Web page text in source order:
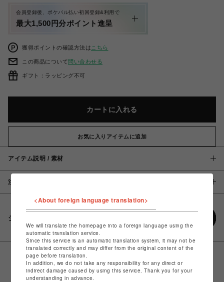
会員登録後、ポケパル払い初回登録&利用で
最大1,500円分ポイント進呈
獲得ポイントの確認方法は こちら
この商品について問い合わせる
ギフト：ラッピング不可
カートに入れる
お気に入りアイテムに追加
アイテム説明 / 素材
注意事項
シェアする
<About foreign language translation>
We will translate the homepage into a foreign language using the
automatic translation service.
Since this service is an automatic translation system, it may not be
translated correctly and may differ from the original content of the
page before translation.
In addition, we do not take any responsibility for any direct or
indirect damage caused by using this service. Thank you for your
understanding in advance.